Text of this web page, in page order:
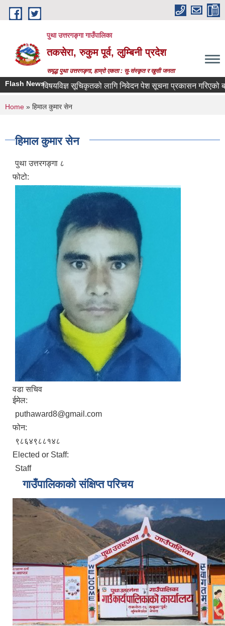
Skip to main content
पुथा उत्तरगङ्गा गाउँपालिका
तकसेरा, रुकुम पूर्व, लुम्बिनी प्रदेश
समृद्ध पुथा उत्तरगङ्गा, हाम्रो एकता : सु-संस्कृत र खुसी जनता
Flash Newsविषयविज्ञ सूचिकृतको लागि निवेदन पेश सूचना प्रकासन गरिएको बारे
You are here
Home » हिमाल कुमार सेन
हिमाल कुमार सेन
पुथा उत्तरगङ्गा ८
फोटो:
वडा सचिव
ईमेल:
puthaward8@gmail.com
फोन:
९८६४९८८१४८
Elected or Staff:
Staff
गाउँपालिकाको संक्षिप्त परिचय